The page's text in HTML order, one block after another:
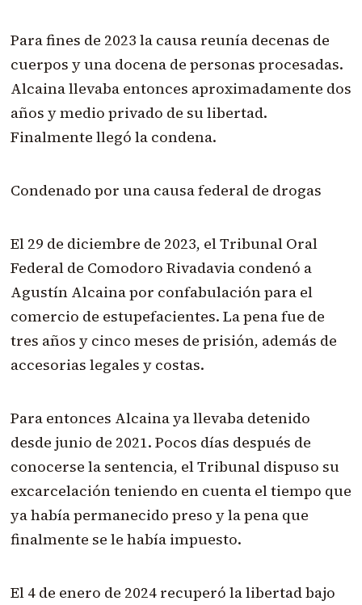
Para fines de 2023 la causa reunía decenas de
cuerpos y una docena de personas procesadas.
Alcaina llevaba entonces aproximadamente dos
años y medio privado de su libertad.
Finalmente llegó la condena.
Condenado por una causa federal de drogas
El 29 de diciembre de 2023, el Tribunal Oral
Federal de Comodoro Rivadavia condenó a
Agustín Alcaina por confabulación para el
comercio de estupefacientes. La pena fue de
tres años y cinco meses de prisión, además de
accesorias legales y costas.
Para entonces Alcaina ya llevaba detenido
desde junio de 2021. Pocos días después de
conocerse la sentencia, el Tribunal dispuso su
excarcelación teniendo en cuenta el tiempo que
ya había permanecido preso y la pena que
finalmente se le había impuesto.
El 4 de enero de 2024 recuperó la libertad bajo